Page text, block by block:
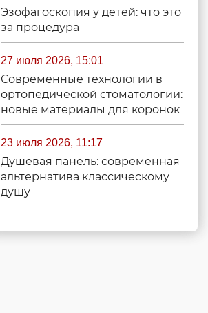
Эзофагоскопия у детей: что это
за процедура
27 июля 2026, 15:01
Современные технологии в
ортопедической стоматологии:
новые материалы для коронок
23 июля 2026, 11:17
Душевая панель: современная
альтернатива классическому
душу